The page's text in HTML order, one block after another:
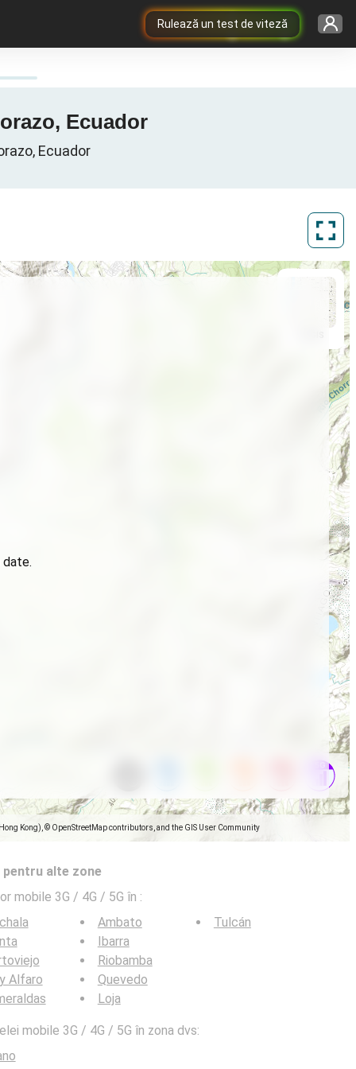
Rulează un test de viteză
Ecuador
Ecuador
Kong), © OpenStreetMap contributors, and the GIS User Community
date.
alte zone
mobile 3G / 4G / 5G în :
Alfaro
Ambato
Ibarra
Riobamba
Quevedo
Loja
Tulcán
mobile 3G / 4G / 5G în zona dvs: